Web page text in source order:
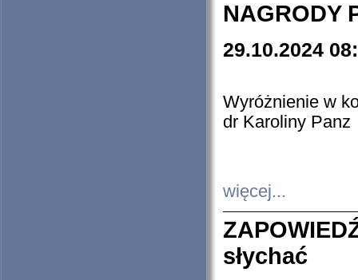
NAGRODY
29.10.2024
Wyróżnienie w
dr Karoliny Panz
więcej...
słychać